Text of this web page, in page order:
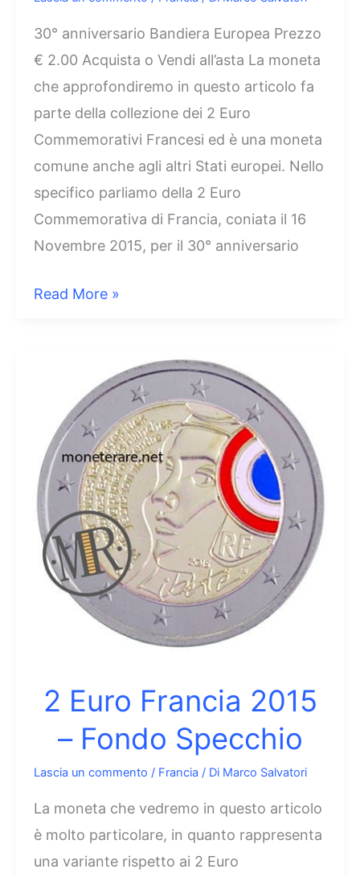
30° anniversario Bandiera Europea Prezzo
€ 2.00 Acquista o Vendi all’asta La moneta
che approfondiremo in questo articolo fa
parte della collezione dei 2 Euro
Commemorativi Francesi ed è una moneta
comune anche agli altri Stati europei. Nello
specifico parliamo della 2 Euro
Commemorativa di Francia, coniata il 16
Novembre 2015, per il 30° anniversario
2
anniversario
Bandiera
Europea
Read More »
2 Euro Francia 2015
– Fondo Specchio
Lascia un commento / Francia / Di Marco Salvatori
La moneta che vedremo in questo articolo
è molto particolare, in quanto rappresenta
una variante rispetto ai 2 Euro